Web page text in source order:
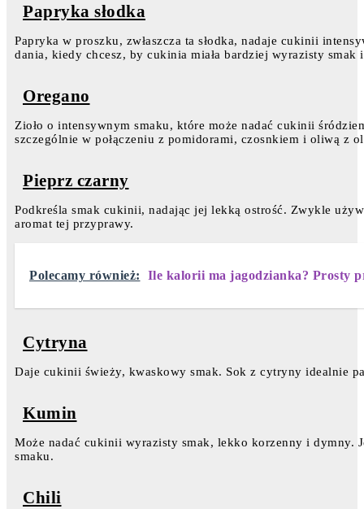
Papryka słodka
Papryka w proszku, zwłaszcza ta słodka, nadaje cukinii
dania, kiedy chcesz, by cukinia miała bardziej wyrazisty smak
Oregano
Zioło o intensywnym smaku, które może nadać cukinii
szczególnie w połączeniu z pomidorami, czosnkiem i oliwą z
Pieprz czarny
Podkreśla smak cukinii, nadając jej lekką ostrość. Zwykle
aromat tej przyprawy.
Polecamy również: Ile kalorii ma jagodzianka? Prosty
Cytryna
Daje cukinii świeży, kwaskowy smak. Sok z cytryny idealnie
Kumin
Może nadać cukinii wyrazisty smak, lekko korzenny i dymny.
smaku.
Chili